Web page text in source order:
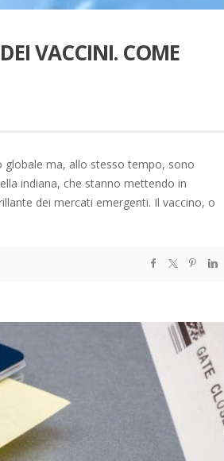
VACCINI. COME
globale ma, allo stesso tempo, sono
indiana, che stanno mettendo in
dei mercati emergenti. Il vaccino, o